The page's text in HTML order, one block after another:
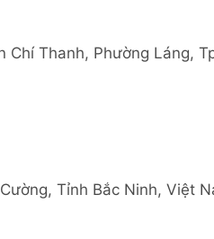
Chí Thanh, Phường Láng,
Tỉnh Bắc Ninh, Việt